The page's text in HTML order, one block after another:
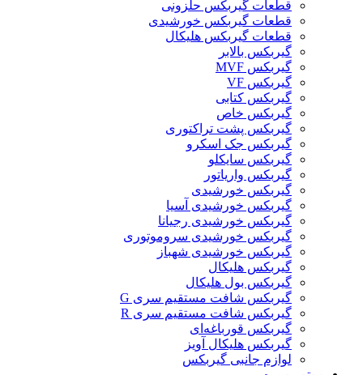
قطعات گيربکس حلزونی
قطعات گيربکس خورشيدی
قطعات گیربکس هلیکال
گيربکس بالابر
گیربکس MVF
گیربکس VF
گیربکس کتابی
گیربکس خاص
گیربکس پشت تراکتوری
گیربکس جک اسکرو
گیربکس سایکلو
گیربکس واریاتور
گیربکس خورشیدی
گیربکس خورشیدی آسیا
گیربکس خورشیدی رجیانا
گیربکس خورشیدی سروموتوری
گیربکس خورشیدی شهباز
گیربکس هلیکال
گیربکس بول هلیکال
گیربکس شافت مستقیم سری G
گیربکس شافت مستقیم سری R
گیربکس قورباغه‌ای
گیربکس هلیکال آویز
لوازم جانبی گیربکس